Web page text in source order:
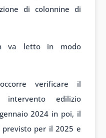
di colonnine di
va letto in modo
verificare il
edilizio
2024 in poi, il
per il 2025 e